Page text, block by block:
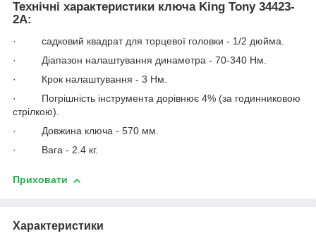
Технічні характеристики ключа King Tony 34423-
2A:
· садковий квадрат для торцевої головки - 1/2 дюйма.
· Діапазон налаштування динаметра - 70-340 Нм.
· Крок налаштування - 3 Нм.
· Погрішність інструмента дорівнює 4% (за годинниковою
стрілкою).
· Довжина ключа - 570 мм.
· Вага - 2.4 кг.
Приховати
Характеристики